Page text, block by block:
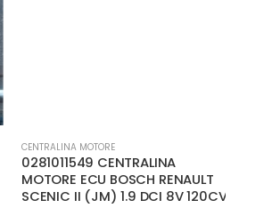
CENTRALINA MOTORE
0281011549 CENTRALINA
MOTORE ECU BOSCH RENAULT
SCENIC II (JM) 1.9 DCI 8V 120CV